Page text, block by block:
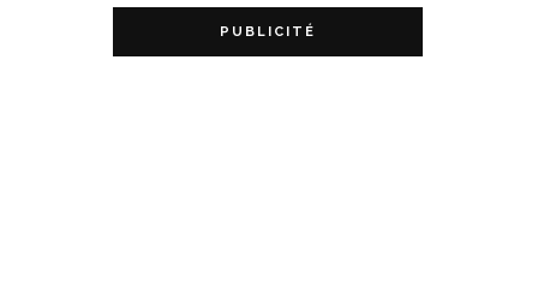
PUBLICITÉ